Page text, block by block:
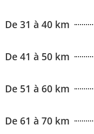
De 31 à 40 km
De 41 à 50 km
De 51 à 60 km
De 61 à 70 km